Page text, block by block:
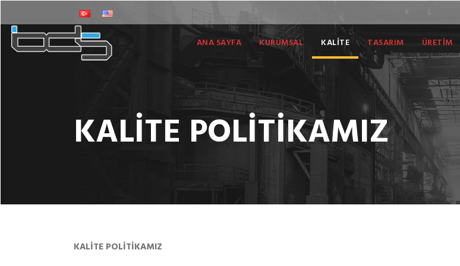
ANA SAYFA KURUMSAL KALİTE TASARIM ÜRETİM
KALİTE POLİTİKAMIZ
KALİTE POLİTİKAMIZ